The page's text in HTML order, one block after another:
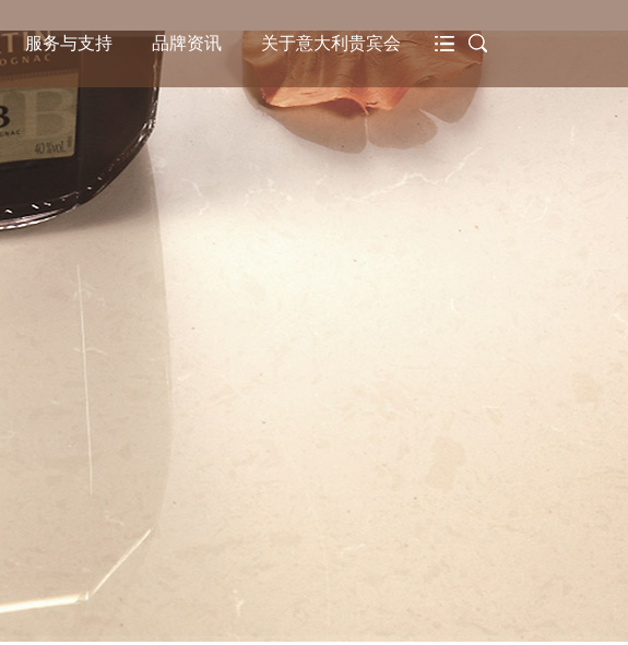
服务与支持 品牌资讯 关于意大利贵宾会